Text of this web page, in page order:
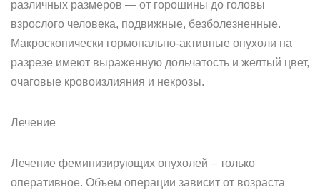
различных размеров — от горошины до головы
взрослого человека, подвижные, безболезненные.
Макроскопически гормонально-активные опухоли на
разрезе имеют выраженную дольчатость и желтый цвет,
очаговые кровоизлияния и некрозы.
Лечение
Лечение феминизирующих опухолей – только
оперативное. Объем операции зависит от возраста